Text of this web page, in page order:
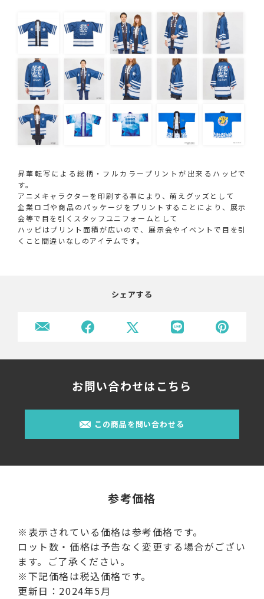
昇華転写による総柄・フルカラープリントが出来るハッピで
す。
アニメキャラクターを印刷する事により、萌えグッズとして
企業ロゴや商品のパッケージをプリントすることにより、展示
会等で目を引くスタッフユニフォームとして
ハッピはプリント面積が広いので、展示会やイベントで目を引
くこと間違いなしのアイテムです。
シェアする
お問い合わせはこちら
この商品を問い合わせる
参考価格
※表示されている価格は参考価格です。
ロット数・価格は予告なく変更する場合がござい
ます。ご了承ください。
※下記価格は税込価格です。
更新日：2024年5月